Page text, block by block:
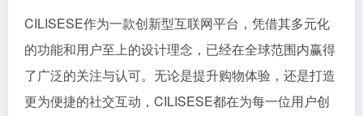
CILISESE作为一款创新型互联网平台，凭借其多元化
的功能和用户至上的设计理念，已经在全球范围内赢得
了广泛的关注与认可。无论是提升购物体验，还是打造
更为便捷的社交互动，CILISESE都在为每一位用户创